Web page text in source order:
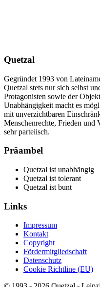
Quetzal
Gegründet 1993 von
Quetzal stets nur sich selbst
Protagonisten sowie der
Unabhängigkeit macht es
mit unverzichtbaren
Menschenrechte, Frieden und
sehr parteiisch.
Präambel
Quetzal ist unabhängig
Quetzal ist tolerant
Quetzal ist bunt
Links
Impressum
Kontakt
Copyright
Fördermitgliedschaft
Datenschutz
Cookie Richtline (EU)